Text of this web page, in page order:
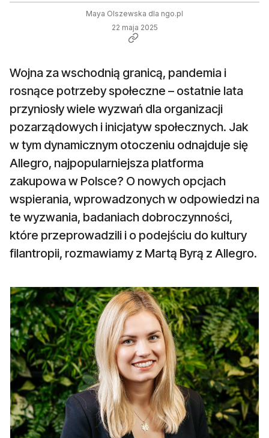
Maya Olszewska dla ngo.pl
22 maja 2025
Wojna za wschodnią granicą, pandemia i
rosnące potrzeby społeczne – ostatnie lata
przyniosły wiele wyzwań dla organizacji
pozarządowych i inicjatyw społecznych. Jak
w tym dynamicznym otoczeniu odnajduje się
Allegro, najpopularniejsza platforma
zakupowa w Polsce? O nowych opcjach
wspierania, wprowadzonych w odpowiedzi na
te wyzwania, badaniach dobroczynności,
które przeprowadzili i o podejściu do kultury
filantropii, rozmawiamy z Martą Byrą z Allegro.